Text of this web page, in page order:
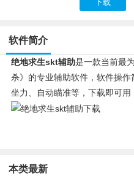
下载
软件简介
绝地求生skt辅助是一款当前最
杀》的专业辅助软件，软件操
坐力、自动瞄准等，下载即可用
物品显示：根据方块的大小判
本类最新